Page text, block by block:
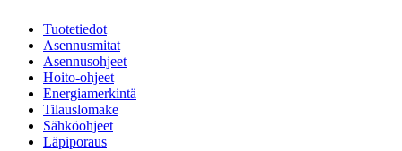
Tuotetiedot
Asennusmitat
Asennusohjeet
Hoito-ohjeet
Energiamerkintä
Tilauslomake
Sähköohjeet
Läpiporaus